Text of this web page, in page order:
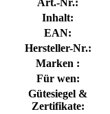
Inhalt:
EAN:
Hersteller-Nr.:
Marken :
Für wen:
Gütesiegel &
Zertifikate: